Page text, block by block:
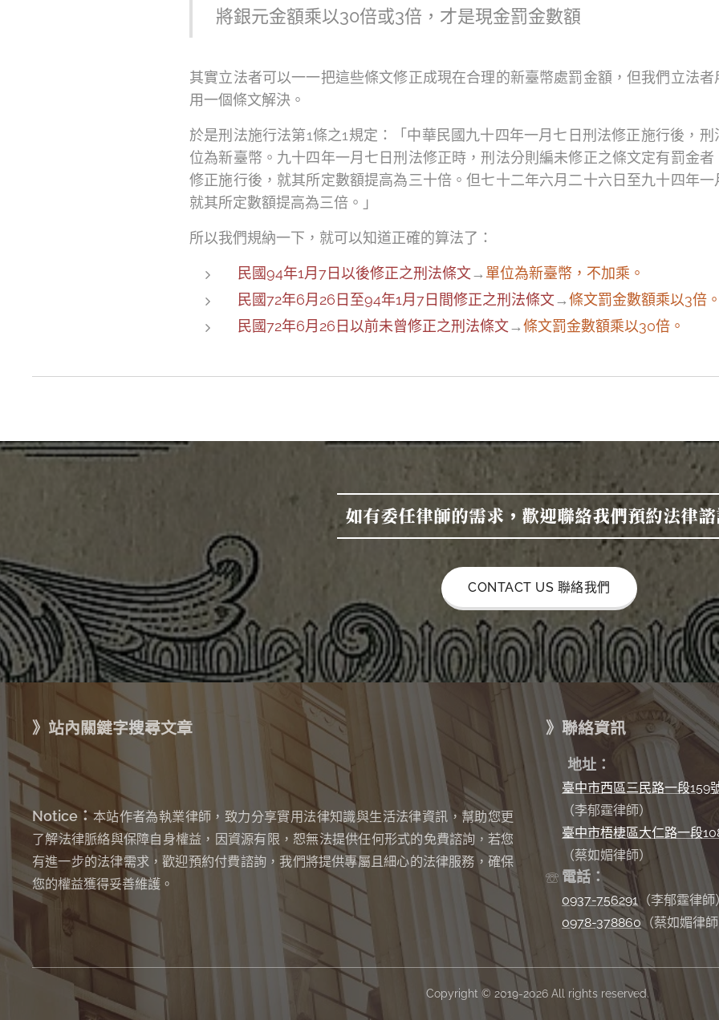
將銀元金額乘以30倍或3倍，才是現金罰金數額
其實立法者可以一一把這些條文修正成現在合理的新臺幣處罰金額，但我們立法
用一個條文解決。
於是刑法施行法第1條之1規定：「中華民國九十四年一月七日刑法修正施行後，
位為新臺幣。九十四年一月七日刑法修正時，刑法分則編未修正之條文定有罰金
修正施行後，就其所定數額提高為三十倍。但七十二年六月二十六日至九十四年
就其所定數額提高為三倍。」
所以我們規納一下，就可以知道正確的算法了：
民國94年1月7日以後修正之刑法條文→ 單位為新臺幣，不加乘。
民國72年6月26日至94年1月7日間修正之刑法條文→條文罰金數額乘以3倍
民國72年6月26日以前未曾修正之刑法條文→條文罰金數額乘以30倍。
如有委任律師的需求，歡迎聯絡我們預約法律諮
CONTACT US 聯絡我們
》站內關鍵字搜尋文章
Notice：本站作者為執業律師，致力分享實用法律知識與生活法律資訊，幫助您更
了解法律脈絡與保障自身權益，因資源有限，恕無法提供任何形式的免費諮詢 ， 若您
有進一步的法律需求，歡迎預約付費諮詢，我們將提供專屬且細心的法律服務，確保
您的權益獲得妥善維護。
》聯絡資訊
✉地址：
臺中市西區三民路一段159
（李郁霆律師）
臺中市梧棲區大仁路一段
（蔡如媚律師）
☏ 電話：
0937-756291（李郁霆律師
0978-378860（蔡如媚律
Copyright © 2019-2026 All rights reserved.